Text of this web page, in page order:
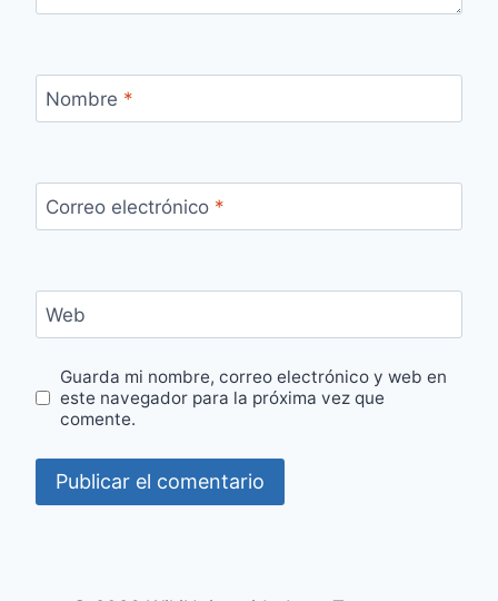
Nombre *
Correo electrónico *
Web
Guarda mi nombre, correo electrónico y web en
este navegador para la próxima vez que
comente.